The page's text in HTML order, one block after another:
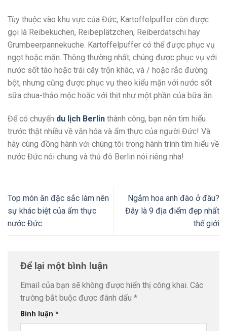
Tùy thuộc vào khu vực của Đức, Kartoffelpuffer còn được
gọi là Reibekuchen, Reibeplätzchen, Reiberdatschi hay
Grumbeerpannekuche. Kartoffelpuffer có thể được phục vụ
ngọt hoặc mặn. Thông thường nhất, chúng được phục vụ với
nước sốt táo hoặc trái cây trộn khác, và / hoặc rắc đường
bột, nhưng cũng được phục vụ theo kiểu mặn với nước sốt
sữa chua-thảo mộc hoặc với thịt như một phần của bữa ăn.
Để có chuyến du lịch Berlin thành công, bạn nên tìm hiểu
trước thật nhiều về văn hóa và ẩm thực của người Đức! Và
hãy cùng đồng hành với chúng tôi trong hành trình tìm hiểu về
nước Đức nói chung và thủ đô Berlin nói riêng nha!
Top món ăn đặc sắc làm nên
sự khác biệt của ẩm thực
nước Đức
Ngắm hoa anh đào ở đâu?
Đây là 9 địa điểm đẹp nhất
thế giới
Để lại một bình luận
Email của bạn sẽ không được hiển thị công khai. Các
trường bắt buộc được đánh dấu *
Bình luận *